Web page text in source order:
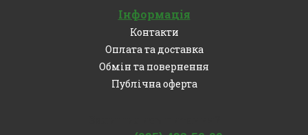
Інформація
Контакти
Оплата та доставка
Обмін та повернення
Публічна оферта